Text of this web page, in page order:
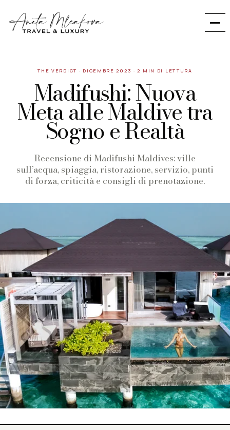
THE VERDICT · DICEMBRE 2023 ·2 MIN DI LETTURA
Madifushi: Nuova
Meta alle Maldive tra
Sogno e Realtà
Recensione di Madifushi Maldives: ville
sull’acqua, spiaggia, ristorazione, servizio, punti
di forza, criticità e consigli di prenotazione.